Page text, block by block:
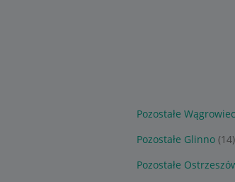
Pozostałe Wągrowiec
Pozostałe Glinno (14)
Pozostałe